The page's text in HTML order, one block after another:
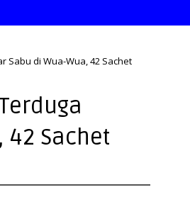
Sabu di Wua-Wua, 42 Sachet
42 Sachet